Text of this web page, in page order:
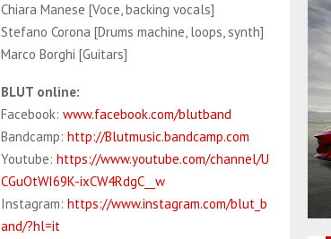
Chiara Manese [Voce, backing vocals]
Stefano Corona [Drums machine, loops, synth]
Marco Borghi [Guitars]
BLUT online:
Facebook: www.facebook.com/blutband
Bandcamp: http://Blutmusic.bandcamp.com
Youtube: https://www.youtube.com/channel/U
CGuOtWI69K-ixCW4RdgC__w
Instagram: https://www.instagram.com/blut_b
and/?hl=it